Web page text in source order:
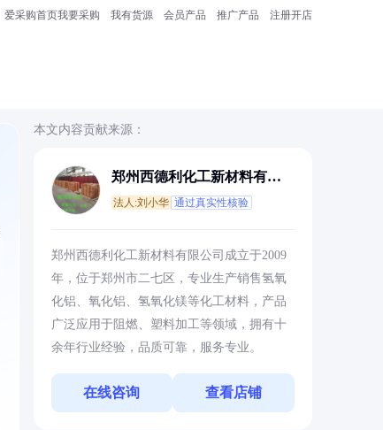
爱采购首页我要采购 我有货源 会员产品 推广产品 注册开店
本文内容贡献来源：
郑州西德利化工新材料有限
法人:刘小华 通过真实性核验
郑州西德利化工新材料有限公司成立于2009
年，位于郑州市二七区，专业生产销售氢氧
化铝、氧化铝、氢氧化镁等化工材料，产品
广泛应用于阻燃、塑料加工等领域，拥有十
余年行业经验，品质可靠，服务专业。
在线咨询 查看店铺